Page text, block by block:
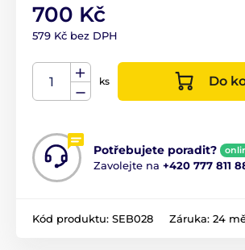
700 Kč
579 Kč bez DPH
ks Do
Potřebujete poradit?
Zavolejte na +420 777 811
Kód produktu: SEB028 Záruka: 24